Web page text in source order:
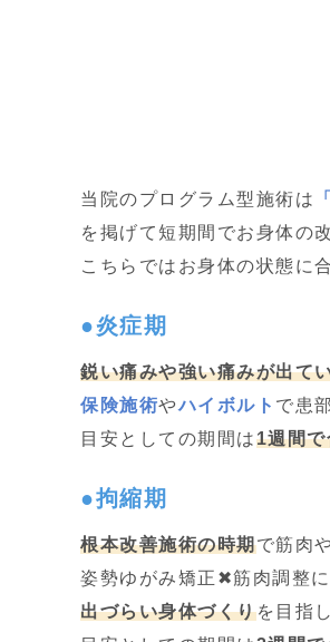
当院のプログラム型施術は
を掲げて短期間でお身体の
こちらではお身体の状態に
●炎症期
鋭い痛みや強い痛みが出て
保険施術やハイボルト で患
目安としての期間は1週間
●拘縮期
根本改善施術の時期で筋肉
姿勢ゆがみ矯正✖筋肉調整に
出づらい身体づくりを目指